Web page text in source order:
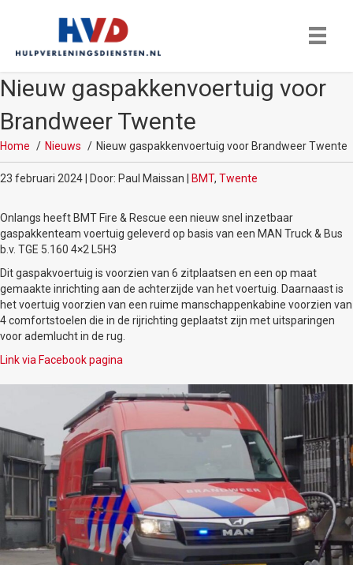
Nieuw gaspakkenvoertuig voor
Brandweer Twente
Home Nieuws Nieuw gaspakkenvoertuig voor Brandweer Twente
23 februari 2024 | Door: Paul Maissan | BMT, Twente
Onlangs heeft BMT Fire & Rescue een nieuw snel inzetbaar
gaspakkenteam voertuig geleverd op basis van een MAN Truck & Bus
b.v. TGE 5.160 4×2 L5H3
Dit gaspakvoertuig is voorzien van 6 zitplaatsen en een op maat
gemaakte inrichting aan de achterzijde van het voertuig. Daarnaast is
het voertuig voorzien van een ruime manschappenkabine voorzien van
4 comfortstoelen die in de rijrichting geplaatst zijn met uitsparingen
voor ademlucht in de rug.
Link via Facebook pagina